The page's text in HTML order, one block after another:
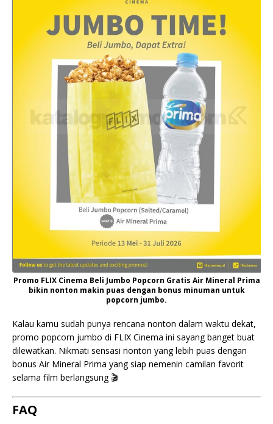
Promo FLIX Cinema Beli Jumbo Popcorn Gratis Air Mineral Prima
bikin nonton makin puas dengan bonus minuman untuk
popcorn jumbo.
Kalau kamu sudah punya rencana nonton dalam waktu dekat,
promo popcorn jumbo di FLIX Cinema ini sayang banget buat
dilewatkan. Nikmati sensasi nonton yang lebih puas dengan
bonus Air Mineral Prima yang siap nemenin camilan favorit
selama film berlangsung 🎬
FAQ